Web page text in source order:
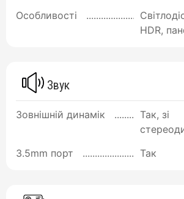
Особливості
HDR,
Звук
Зовнішній динамік
Так, зі
3.5mm порт
Так